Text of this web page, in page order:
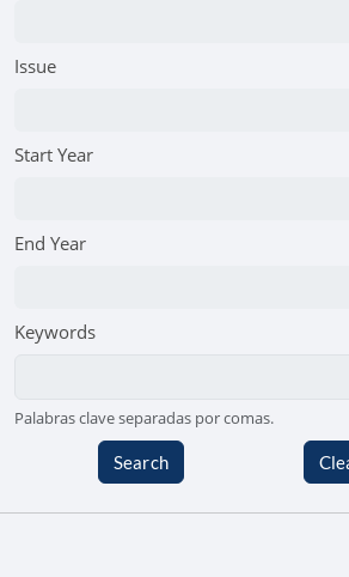
Issue
Start Year
End Year
Keywords
Palabras clave separadas por comas.
Search